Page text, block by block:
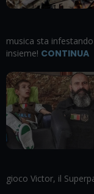
musica sta
insieme! CONTINUA
gioco Victor, il